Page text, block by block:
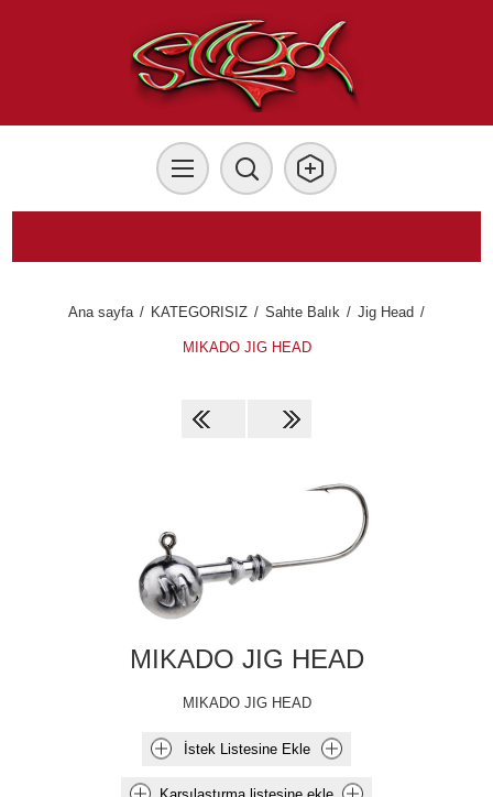
Ana sayfa / KATEGORISIZ / Sahte Balık / Jig Head /
MIKADO JIG HEAD
MIKADO JIG HEAD
MIKADO JIG HEAD
İstek Listesine Ekle